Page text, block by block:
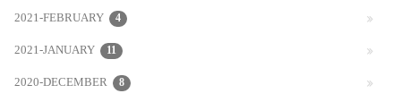
2021-FEBRUARY 4
2021-JANUARY 11
2020-DECEMBER 8